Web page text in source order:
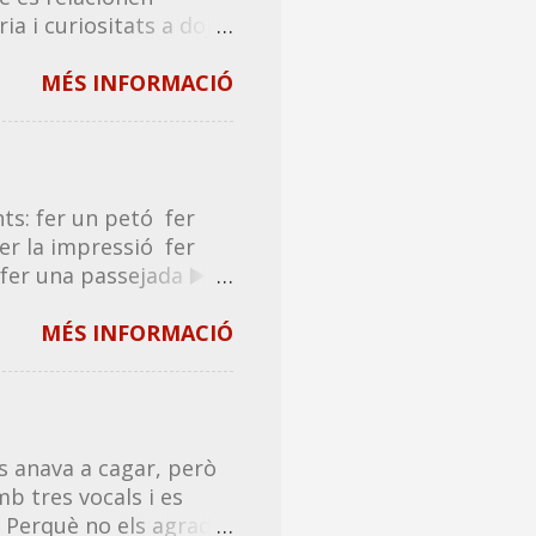
i curiositats a dojo!
que presenten
la pots
lliure i de franc.
llista en bona
MÉS INFORMACIÓ
fer un petó fer
la impressió fer
una passejada ▶️
garrotada donar
el sol ❌ tocar
MÉS INFORMACIÓ
anava a cagar, però
tres vocals i es
no els agrada